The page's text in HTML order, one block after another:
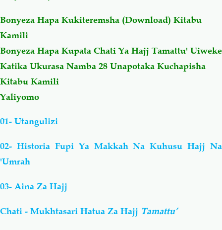
Bonyeza Hapa Kukiteremsha (Download) Kitabu
Kamili
Bonyeza Hapa Kupata Chati Ya Hajj Tamattu' Uiweke
Katika Ukurasa Namba 28 Unapotaka Kuchapisha
Kitabu Kamili
Yaliyomo
01- Utangulizi
02- Historia Fupi Ya Makkah Na Kuhusu Hajj Na
'Umrah
03- Aina Za Hajj
Chati - Mukhtasari Hatua Za Hajj Tamattu’